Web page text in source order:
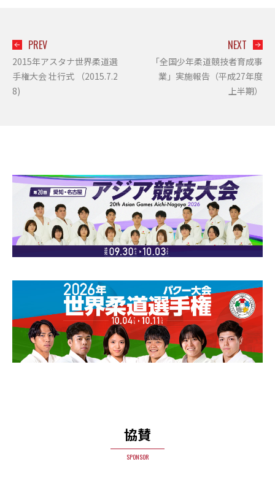
PREV
2015年アスタナ世界柔道選
手権大会 壮行式 （2015.7.2
8)
NEXT
「全国少年柔道競技者育成事
業」実施報告（平成27年度
上半期）
協賛
SPONSOR